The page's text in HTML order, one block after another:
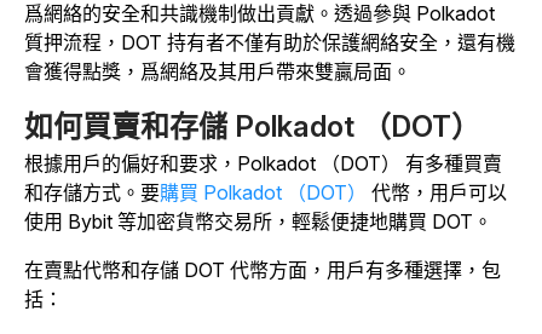
爲網絡的安全和共識機制做出貢獻。透過參與 Polkadot
質押流程，DOT 持有者不僅有助於保護網絡安全，還有機
會獲得點獎，爲網絡及其用戶帶來雙贏局面。
如何買賣和存儲 Polkadot （DOT）
根據用戶的偏好和要求，Polkadot （DOT） 有多種買賣
和存儲方式。要購買 Polkadot （DOT）
代幣，用戶可以
使用 Bybit 等加密貨幣交易所，輕鬆便捷地購買 DOT。
在賣點代幣和存儲 DOT 代幣方面，用戶有多種選擇，包
括：